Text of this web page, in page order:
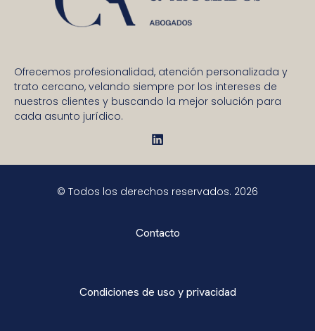
Ofrecemos profesionalidad, atención personalizada y
trato cercano, velando siempre por los intereses de
nuestros clientes y buscando la mejor solución para
cada asunto jurídico.
© Todos los derechos reservados. 2026
Contacto
Condiciones de uso y privacidad